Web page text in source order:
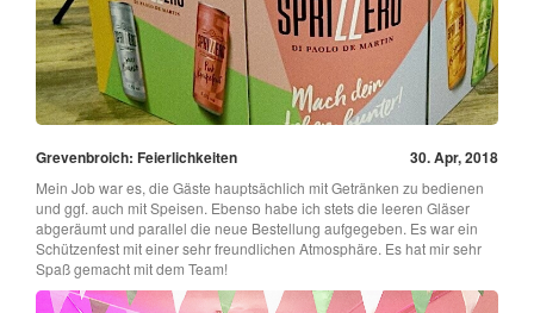
Grevenbroich: Feierlichkeiten 30. Apr, 2018
Mein Job war es, die Gäste hauptsächlich mit Getränken zu bedienen
und ggf. auch mit Speisen. Ebenso habe ich stets die leeren Gläser
abgeräumt und parallel die neue Bestellung aufgegeben. Es war ein
Schützenfest mit einer sehr freundlichen Atmosphäre. Es hat mir sehr
Spaß gemacht mit dem Team!